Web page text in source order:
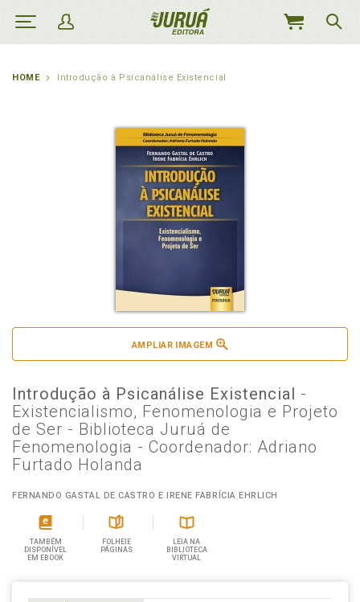
MEU
HOME Introdução à Psicanálise Existencial
AMPLIAR IMAGEM
Introdução à Psicanálise Existencial -
Existencialismo, Fenomenologia e Projeto
de Ser - Biblioteca Juruá de
Fenomenologia - Coordenador: Adriano
Furtado Holanda
FERNANDO GASTAL DE CASTRO E IRENE FABRÍCIA EHRLICH
TAMBÉM
DISPONÍVEL
EM EBOOK
FOLHEIE
PÁGINAS
LEIA NA
BIBLIOTECA
VIRTUAL